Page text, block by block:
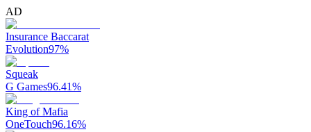
AD
Insurance Baccarat
Evolution97%
Squeak
G Games96.41%
King of Mafia
OneTouch96.16%